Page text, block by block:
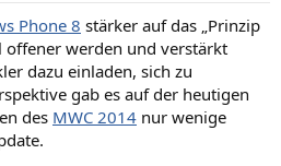
Phone 8 stärker auf das „Prinzip
offener werden und verstärkt
dazu einladen, sich zu
gab es auf der heutigen
des MWC 2014 nur wenige